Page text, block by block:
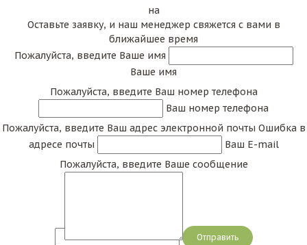
на
Оставьте заявку, и наш менеджер свяжется с вами в
ближайшее время
Пожалуйста, введите Ваше имя
Ваше имя
Пожалуйста, введите Ваш номер телефона
Ваш номер телефона
Пожалуйста, введите Ваш адрес электронной почты Ошибка в
адресе почты
Ваш E-mail
Пожалуйста, введите Ваше сообщение
Сообщение